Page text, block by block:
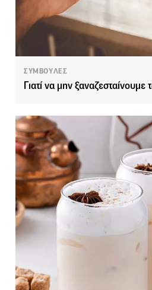
ΣΥΜΒΟΥΛΕΣ
Γιατί να μην ξαναζεσταίνουμε